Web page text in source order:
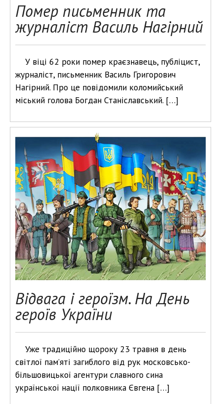
Помер письменник та
журналіст Василь Нагірний
У віці 62 роки помер краєзнавець, публіцист,
журналіст, письменник Василь Григорович
Нагірний. Про це повідомили коломийський
міський голова Богдан Станіславський. […]
Відвага і героїзм. На День
героїв України
Уже традиційно щороку 23 травня в день
світлої пам’яті загиблого від рук московсько-
більшовицької агентури славного сина
української нації полковника Євгена […]